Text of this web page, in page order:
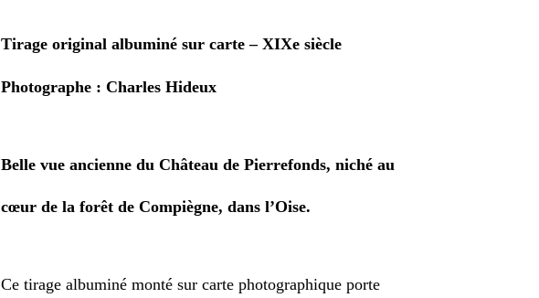
Tirage original albuminé sur carte – XIXe siècle
Photographe : Charles Hideux
Belle vue ancienne du Château de Pierrefonds, niché au
cœur de la forêt de Compiègne, dans l’Oise.
Ce tirage albuminé monté sur carte photographique porte